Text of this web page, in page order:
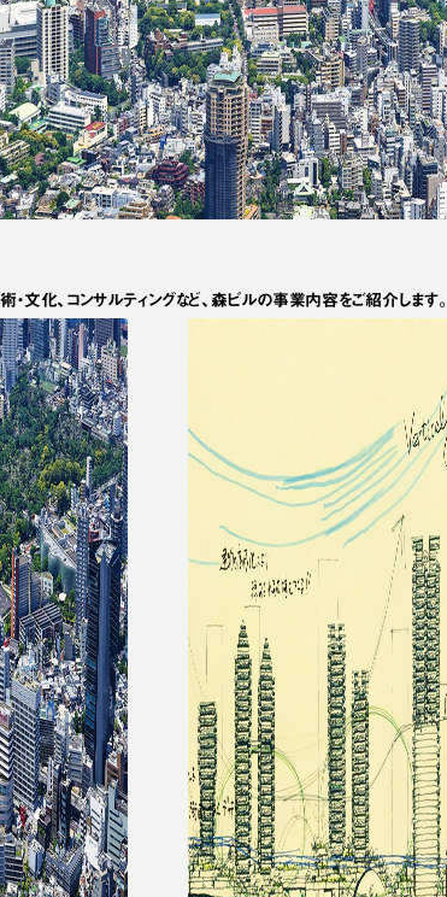
文化、コンサルティングなど、森ビルの事業内容をご紹介します。